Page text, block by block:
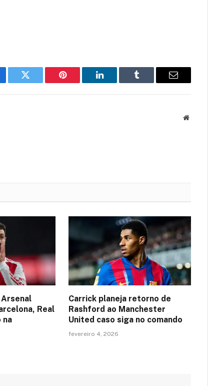
Twitter Pinterest LinkedIn Tumblr Email
Website
Real
na
Carrick planeja retorno de
Rashford ao Manchester
United caso siga no comando
fevereiro 4, 2026